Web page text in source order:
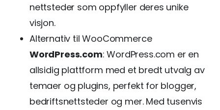
nettsteder som oppfyller deres unike
visjon.
Alternativ til WooCommerce
WordPress.com: WordPress.com er en
allsidig plattform med et bredt utvalg av
temaer og plugins, perfekt for blogger,
bedriftsnettsteder og mer. Med tusenvis